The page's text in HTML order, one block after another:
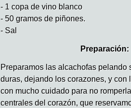
- 1 copa de vino blanco
- 50 gramos de piñones.
- Sal
Preparación:
Preparamos las alcachofas pelando
duras, dejando los corazones, y
con mucho cuidado para no
centrales del corazón, que